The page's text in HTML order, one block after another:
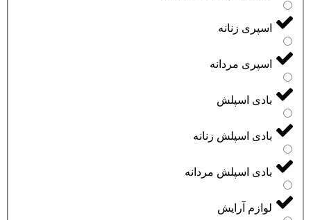
اسپری زنانه
اسپری مردانه
بادی اسپلش
بادی اسپلش زنانه
بادی اسپلش مردانه
لوازم آرایش